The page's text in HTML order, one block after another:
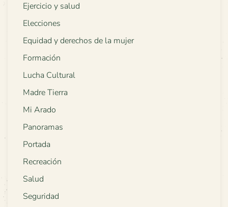
Ejercicio y salud
Elecciones
Equidad y derechos de la mujer
Formación
Lucha Cultural
Madre Tierra
Mi Arado
Panoramas
Portada
Recreación
Salud
Seguridad